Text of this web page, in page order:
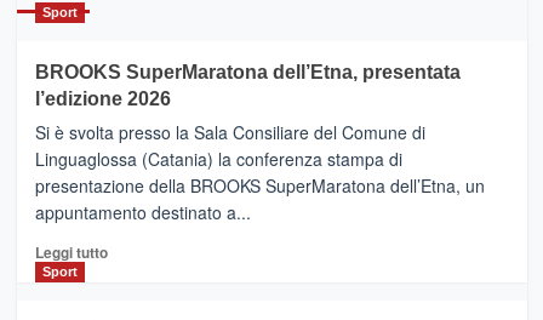
con
la
Al
via
i
collegamenti
Sport
BROOKS SuperMaratona dell’Etna, presentata
l’edizione 2026
Si è svolta presso la Sala Consiliare del Comune di
Linguaglossa (Catania) la conferenza stampa di
presentazione della BROOKS SuperMaratona dell’Etna, un
appuntamento destinato a...
Leggi tuttoLeggi
Sport